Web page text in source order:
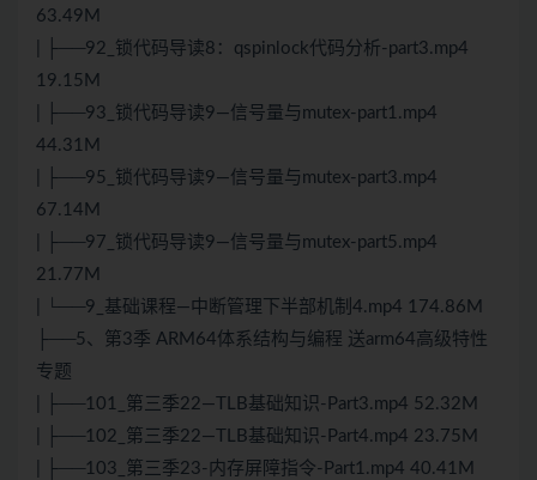
63.49M
| ├──92_锁代码导读8：qspinlock代码分析-part3.mp4
19.15M
| ├──93_锁代码导读9—信号量与mutex-part1.mp4
44.31M
| ├──95_锁代码导读9—信号量与mutex-part3.mp4
67.14M
| ├──97_锁代码导读9—信号量与mutex-part5.mp4
21.77M
| └──9_基础课程—中断管理下半部机制4.mp4 174.86M
├──5、第3季 ARM64体系结构与编程 送arm64高级特性
专题
| ├──101_第三季22—TLB基础知识-Part3.mp4 52.32M
| ├──102_第三季22—TLB基础知识-Part4.mp4 23.75M
| ├──103_第三季23-内存屏障指令-Part1.mp4 40.41M